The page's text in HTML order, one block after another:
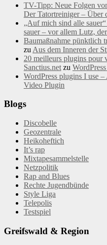
TV-Tipp: Neue Folgen
Der Tatortreiniger – Über
„Auf mich sind alle
sauer – vor allem Lutz,
Baumaßnahme pünktlich
zu Aus dem Inneren der
20 meilleurs plugins pour
Sanctius.net zu
WordPress plugins I use
Video Plugin
Blogs
Discobelle
Geozentrale
Heikoheftich
It’s rap
Mixtapesammelstelle
Netzpolitik
Rap and Blues
Rechte Jugendbünde
Style Liga
Telepolis
Testspiel
Greifswald & Region